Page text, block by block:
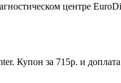
центре
Купон за 715р. и